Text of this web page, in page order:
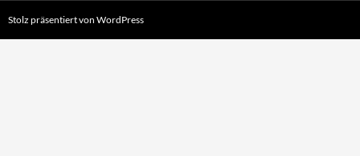
Stolz präsentiert von WordPress